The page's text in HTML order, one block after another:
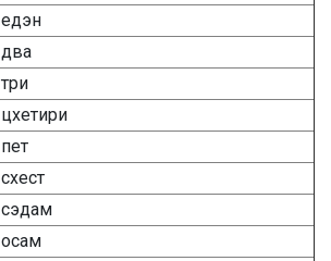
едэн
два
три
цхетири
пет
схест
сэдам
осам